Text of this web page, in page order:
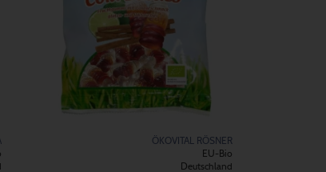
ÖKOVITAL RÖSNER
EU-Bio
Deutschland